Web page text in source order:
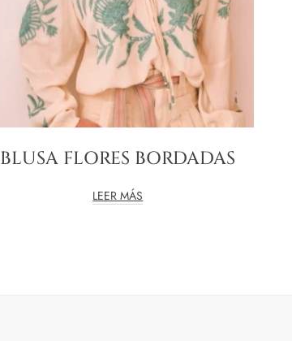
BLUSA FLORES BORDADAS
LEER MÁS